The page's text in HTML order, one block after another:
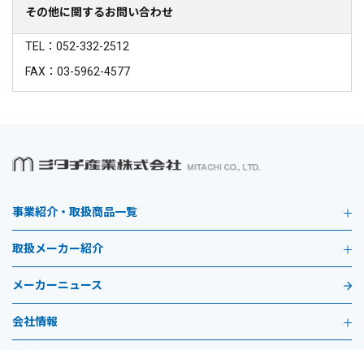
その他に関するお問い合わせ
TEL：052-332-2512
FAX：03-5962-4577
事業紹介・取扱商品一覧
取扱メーカー紹介
メーカーニュース
会社情報